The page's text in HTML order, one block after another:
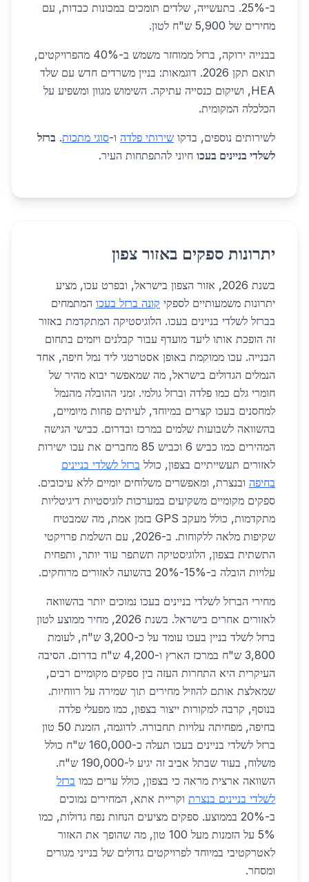
ב-25%. בתעשייה, שלדים תומכים במכונות כבדות, עם
מחירים של 5,900 ש"ח לטון.
בבנייה ירוקה, ברזל ממוחזר משמש ב-40% מהפרויקטים,
תואם תקן 2026. דוגמאות: בניין משרדים חדש עם שלד
HEA, ושיקום כנסייה עתיקה. השימוש מגוון ומשפיע על
הכלכלה המקומית.
לשירותים נוספים, בדקו שירותי פלדה ו-סוגי מתכות. ברזל
לשלדי בניינים בעכו חיוני להתפתחות העיר.
יתרונות ספקים באזור צפון
בשנת 2026, אזור הצפון בישראל, ובפרט עכו, מציע
יתרונות משמעותיים לספקי קונה ברזל בעכו המתמחים
בברזל לשלדי בניינים בעכו. הלוגיסטיקה המתקדמת באזור
זה הופכת אותו ליעד מועדף עבור קבלנים ויזמים בתחום
הבנייה. עכו ממוקמת באופן אסטרטגי ליד נמל חיפה, אחד
הנמלים הגדולים בישראל, מה שמאפשר יבוא מהיר של
חומרי גלם כמו פלדה וברזל גולמי. זמני ההובלה מהנמל
למחסנים בעכו קצרים במיוחד, לעיתים פחות מיומיים,
בהשוואה לשבועות שלמים במרכז ובדרום. כבישי הגישה
המהירים כמו כביש 6 וכביש 85 מחברים את עכו ישירות
לאזורים תעשייתיים בצפון, כולל ברזל לשלדי בניינים
בחיפה ובנצרת, ומאפשרים משלוחים יומיים ללא עיכובים.
ספקים מקומיים משקיעים במערכות לוגיסטיות דיגיטליות
מתקדמות, כולל מעקב GPS בזמן אמת, מה שמבטיח
שקיפות מלאה ללקוחות. ב-2026, עם השלמת פרויקטי
התשתית בצפון, הלוגיסטיקה תשתפר עוד יותר, ותפחית
עלויות הובלה ב-15%-20% בהשועה לאזורים מרוחקים.
מחירי הברזל לשלדי בניינים בעכו נמוכים יותר בהשוואה
לאזורים אחרים בישראל. בשנת 2026, מחיר ממוצע לטון
ברזל לשלד בניין בעכו עומד על כ-3,200 ש"ח, לעומת
3,800 ש"ח במרכז הארץ ו-4,200 ש"ח בדרום. הסיבה
העיקרית היא התחרות העזה בין ספקים מקומיים רבים,
שמאלצת אותם להוזיל מחירים תוך שמירה על רווחיות.
בנוסף, קרבה למקורות ייצור בצפון, כמו מפעלי פלדה
בחיפה, מפחיתה עלויות תחבורה. לדוגמה, הזמנת 50 טון
ברזל לשלדי בניינים בעכו תעלה כ-160,000 ש"ח כולל
משלוח, בעוד שבתל אביב זה יגיע ל-190,000 ש"ח.
השוואה ארצית מראה כי בצפון, כולל ערים כמו ברזל
לשלדי בניינים בנצרת וקריית אתא, המחירים נמוכים
ב-20% בממוצע. ספקים מציעים הנחות נפח גדולות, כמו
5% על הזמנות מעל 100 טון, מה שהופך את האזור
לאטרקטיבי במיוחד לפרויקטים גדולים של בנייני מגורים
ומסחר.